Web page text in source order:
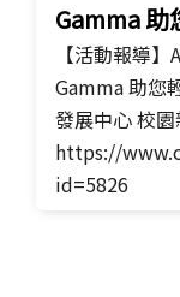
Gamma
【活動報導
Gamma 助您
發展中心 校園
https://
id=5826